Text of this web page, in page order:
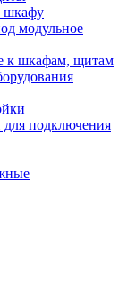
шкафу
модульное
к шкафам, щитам
подключения